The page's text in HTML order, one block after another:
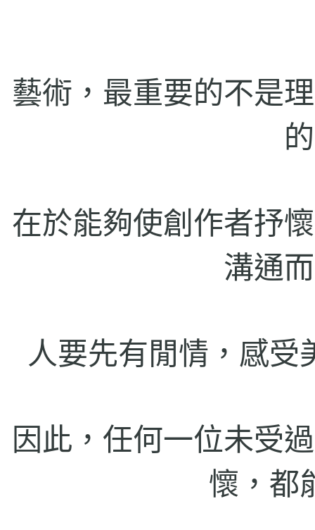
藝術，最重要的不是
在於能夠使創作者抒
溝通
人要先有閒情，感受
因此，任何一位未受
懷，都